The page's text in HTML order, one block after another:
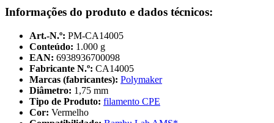
Informações do produto e dados técnicos:
Art.-N.º: PM-CA14005
Conteúdo: 1.000 g
EAN: 6938936700098
Fabricante N.º: CA14005
Marcas (fabricantes): Polymaker
Diâmetro: 1,75 mm
Tipo de Produto: filamento CPE
Cor: Vermelho